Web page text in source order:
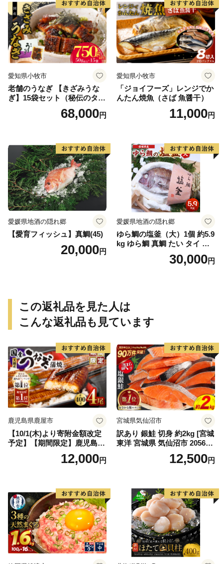
送料無料
愛知県小牧市
老舗のうなぎ 【きざみうな
ぎ】15袋セット（秘伝のタレ
68,000円
愛知県小牧市
「ジョイフーズ」レンジでか
んたん焼魚（さば 魚醤干）
11,000円
愛媛県地酒の隠れ郷
【愛育フィッシュ】真鯛(45)
20,000円
愛媛県地酒の隠れ郷
ゆら鯛の塩釜（大）1個 約5.9
kg ゆら鯛 真鯛 たい タイ 鯛
塩釜焼き 塩釜 魚 魚介類 海鮮
祝い事 お祝い ハレの日 食品
30,000円
この返礼品を見た人は
こんな返礼品も見ています
鹿児島県鹿屋市
【10/1(木)より寄附金額改定
予定】【期間限定】鹿児島県
大隅産うなぎ蒲焼4尾（400
g） KN007-02312,000円
宮城県気仙沼市
訳あり 銀鮭 切身 約2kg [宮城
東洋 宮城県 気仙沼市 205649
91] 鮭 魚介類 海鮮 訳アリ 規
格外 不揃い さけ サケ 鮭切身
切り身 魚 わけあり
12,500円